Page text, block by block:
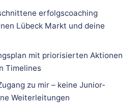
erfolgscoaching
Lübeck Markt und deine
mit priorisierten Aktionen
Timelines
zu mir – keine Junior-
Weiterleitungen